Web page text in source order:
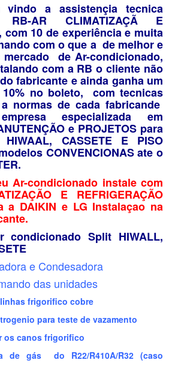
vindo a assistençia tecnica
AR CLIMATIZAÇÃ E
com 10 de experiência e muita
com o que a de melhor e
de Ar-condicionado,
com a RB o cliente não
fabricante e ainda ganha um
no boleto, com tecnicas
normas de cada fabricande
especializada em
e PROJETOS para
HIWAAL, CASSETE E PISO
CONVENCIONAS ate o
Ar-condicionado instale com
E REFRIGERAÇÃO
a DAIKIN e LG Instalaçao na
condicionado Split HIWALL,
e Condesadora
das unidades
frigorifico cobre
para teste de vazamento
os canos frigorifico
de gás do R22/R410A/R32 (caso